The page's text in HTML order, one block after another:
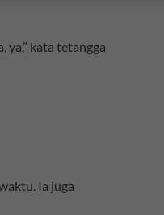
ya,” kata tetangga
Ia juga